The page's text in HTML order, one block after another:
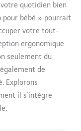
quotidien bien
pour bébé » pourrait
votre tout-
ergonomique
seulement du
de
Explorons
il s’intègre